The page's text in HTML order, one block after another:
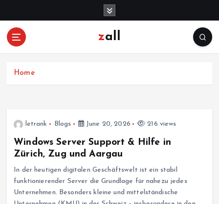
zall
Home
letrank Blogs June 20, 2026 216 views
Windows Server Support & Hilfe in
Zürich, Zug und Aargau
In der heutigen digitalen Geschäftswelt ist ein stabil
funktionierender Server die Grundlage für nahezu jedes
Unternehmen. Besonders kleine und mittelständische